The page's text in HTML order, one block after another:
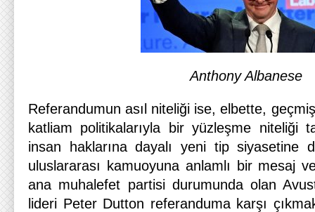
Anthony Albanese
Referandumun asıl niteliği ise, elbette,
katliam politikalarıyla bir yüzleşme niteliği
insan haklarına dayalı yeni tip siyasetine
uluslararası kamuoyuna anlamlı bir mesaj
ana muhalefet partisi durumunda olan
lideri Peter Dutton referanduma karşı